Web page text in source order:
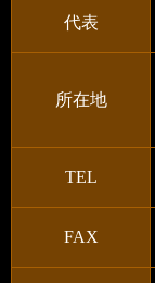
代表
所在地
TEL
FAX